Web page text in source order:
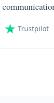
Trustpilot